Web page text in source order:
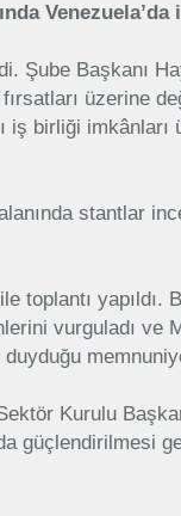
Şube Başkanı
üzerine
iş birliği imkânları
stantlar
toplantı
vurguladı ve
duyduğu
Kurulu
güçlendirilmesi